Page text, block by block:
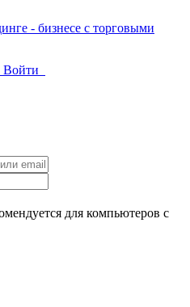
Войти
для компьютеров с